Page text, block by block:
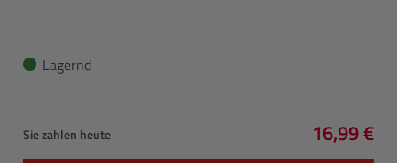
Lagernd
Sie zahlen heute 16,99 €